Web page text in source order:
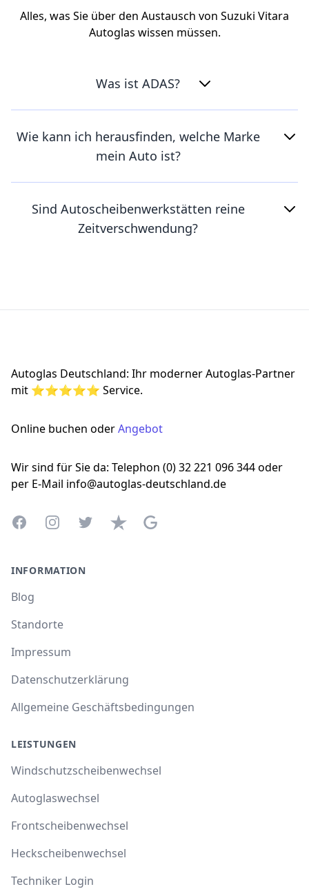
Alles, was Sie über den Austausch von Suzuki Vitara
Autoglas wissen müssen.
Was ist ADAS?
Wie kann ich herausfinden, welche Marke
mein Auto ist?
Sind Autoscheibenwerkstätten reine
Zeitverschwendung?
Autoglas Deutschland: Ihr moderner Autoglas-Partner
mit ⭐⭐⭐⭐⭐ Service.
Online buchen oderAngebot
Wir sind für Sie da: Telephon (0) 32 221 096 344 oder
per E-Mail info@autoglas-deutschland.de
FacebookInstagramTwitterTrustpilotGoogle Business Profile
INFORMATION
Blog
Standorte
Impressum
Datenschutzerklärung
Allgemeine Geschäftsbedingungen
LEISTUNGEN
Windschutzscheibenwechsel
Autoglaswechsel
Frontscheibenwechsel
Heckscheibenwechsel
Techniker Login